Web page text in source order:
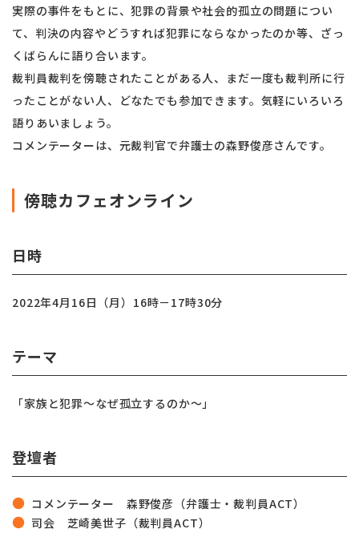
実際の事件をもとに、犯罪の背景や社会的孤立の問題につい
て、判決の内容やどうすれば犯罪にならなかったのか等、ざっ
くばらんに語り合います。
裁判員裁判を傍聴されたことがある人、まだ一度も裁判所に行
ったことがない人、どなたでも参加できます。気軽にいろいろ
語りあいましょう。
コメンテーターは、元裁判官で弁護士の森野俊彦さんです。
傍聴カフェオンライン
日時
2022年4月16日（月）16時－17時30分
テーマ
「家族と犯罪〜なぜ孤立するのか〜」
登壇者
コメンテーター 森野俊彦（弁護士・裁判員ACT）
司会 芝崎美世子（裁判員ACT）